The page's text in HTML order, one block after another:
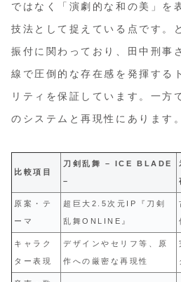
ではなく「演劇的な和の美」を
技法として捉えている点です。
振付に関わっており、田中刑事
線で圧倒的な存在感を発揮する
リティを保証しています。一方
のシステムと再現性にあります。
比較項目
刀剣乱舞 – ICE BLADE
–
原案・テ
ーマ
超巨大2.5次元IP『刀剣
乱舞ONLINE』
キャラク
ター表現
デザインやセリフ等、原
作への厳密な再現性